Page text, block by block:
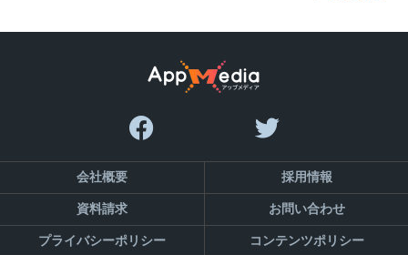
会社概要 採用情報
資料請求 お問い合わせ
プライバシーポリシー コンテンツポリシー